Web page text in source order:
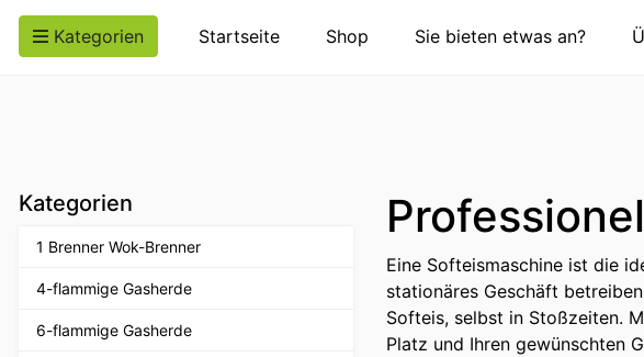
Kategorien Startseite Shop Sie bieten etwas an?
Kategorien
1 Brenner Wok-Brenner
4-flammige Gasherde
6-flammige Gasherde
Eine Softeismaschine ist die
stationäres Geschäft
Softeis, selbst in Stoßzeiten.
Platz und Ihren gewünschten